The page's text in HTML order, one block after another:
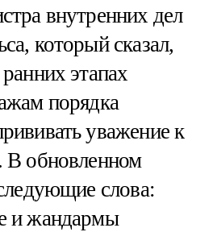
внутренних дел
который сказал,
этапах
порядка
уважение к
В обновленном
слова:
и жандармы